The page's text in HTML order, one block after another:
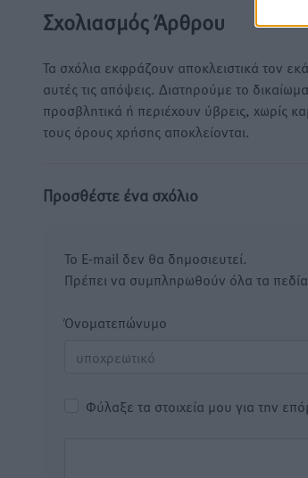
Σχολιασμός Άρθρου
Τα σχόλια εκφράζουν αποκλειστικά τον
αυτές τις απόψεις. Διατηρούμε το
προσβλητικά ή περιέχουν ύβρεις, χωρίς
τους όρους χρήσης αποκλείονται.
Προσθέστε ένα σχόλιο
Το E-mail δεν θα δημοσιευτεί.
Πρέπει να συμπληρωθούν όλα τα
Όνοματεπώνυμο
Φύλαξε τα στοιχεία μου για την